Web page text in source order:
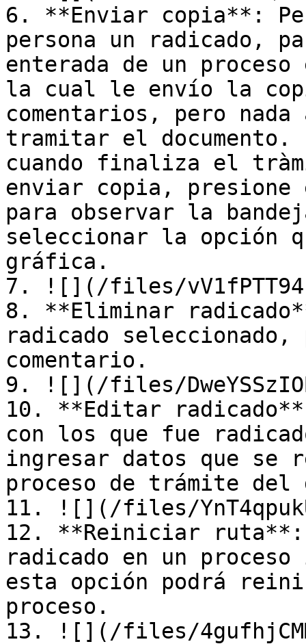
6. **Enviar copia**:
persona un radicado,
enterada de un
la cual le envío la
comentarios, pero
tramitar el documento.
cuando finaliza el
enviar copia, presione
para observar la
seleccionar la opción
gráfica.
7. ![](/files/
8. **Eliminar
radicado
comentario.
9. ![](/files/
10. **Editar
con los que fue
ingresar datos que se
proceso de trámite del
11. ![](/files/
12. **Reiniciar ruta**:
radicado en un proceso
esta opción podrá
proceso.
13. ![](/files/